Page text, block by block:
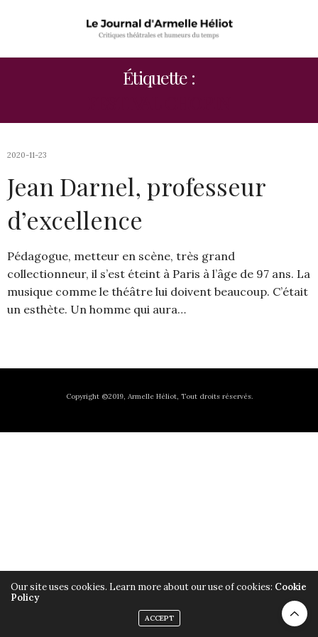
Étiquette :
2020-11-23
Jean Darnel, professeur
d’excellence
Pédagogue, metteur en scène, très grand
collectionneur, il s’est éteint à Paris à l’âge de 97 ans. La
musique comme le théâtre lui doivent beaucoup. C’était
un esthète. Un homme qui aura…
Copyright ©2019, Armelle Héliot, Tout droits réservés.
Our site uses cookies. Learn more about our use of cookies: Cookie
Policy
ACCEPT